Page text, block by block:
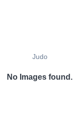
Judo
No Images found.